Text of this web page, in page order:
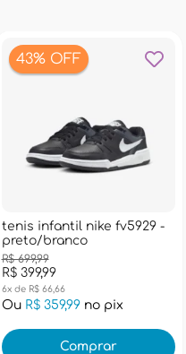
43% OFF
tenis infantil nike fv5929 -
preto/branco
R$ 399,99
R$ 699,99
6x de R$ 66,66
Ou R$ 359,99no pix
Comprar